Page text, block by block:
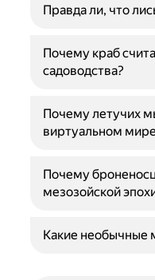
Правда ли, что
Почему краб
садоводства?
Почему летучих
виртуальном
Почему
мезозойской
Какие необычные